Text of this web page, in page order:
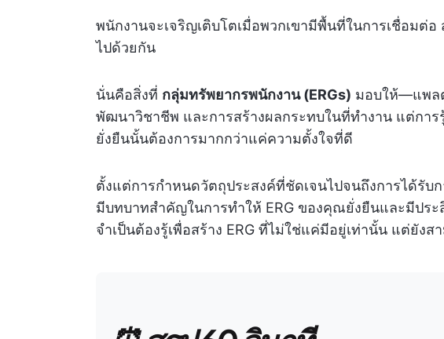
พนักงานจะเจริญเติบโตเมื่อพวกเขามีพื้นที่ในการเชื่อมต่
ไปด้วยกัน
นั่นคือสิ่งที่ กลุ่มทรัพยากรพนักงาน (ERGs) มอบให้—แพล
พัฒนาวิชาชีพ และการสร้างผลกระทบในที่ทำงาน แต่กา
ยั่งยืนนั้นต้องการมากกว่าแค่ความตั้งใจที่ดี
ตั้งแต่การกำหนดวัตถุประสงค์ที่ชัดเจนไปจนถึงการได้รั
มีบทบาทสำคัญในการทำให้ ERG ของคุณยั่งยืนและมีปร
จำเป็นต้องรู้เพื่อสร้าง ERG ที่ไม่ใช่แค่มีอยู่เท่านั้น แต่ยังส